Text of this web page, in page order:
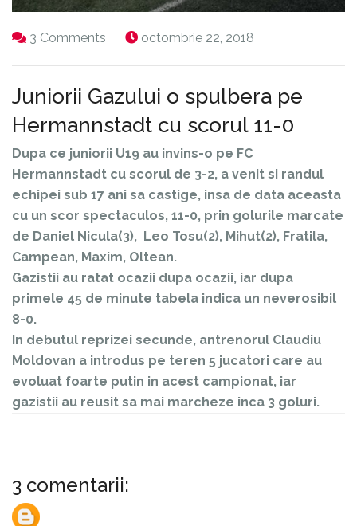
3 Comments octombrie 22, 2018
Juniorii Gazului o spulbera pe
Hermannstadt cu scorul 11-0
Dupa ce juniorii U19 au invins-o pe FC
Hermannstadt cu scorul de 3-2, a venit si randul
echipei sub 17 ani sa castige, insa de data aceasta
cu un scor spectaculos, 11-0, prin golurile marcate
de Daniel Nicula(3), Leo Tosu(2), Mihut(2), Fratila,
Campean, Maxim, Oltean.
Gazistii au ratat ocazii dupa ocazii, iar dupa
primele 45 de minute tabela indica un neverosibil
8-0.
In debutul reprizei secunde, antrenorul Claudiu
Moldovan a introdus pe teren 5 jucatori care au
evoluat foarte putin in acest campionat, iar
gazistii au reusit sa mai marcheze inca 3 goluri.
3 comentarii: